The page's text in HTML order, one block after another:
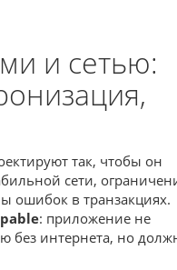
и сетью:
так, чтобы он
сети,
ошибок в транзакциях.
: приложение не
без интернета, но